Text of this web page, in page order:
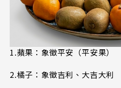
1.蘋果：象徵平安（平安果）
2.橘子：象徵吉利、大吉大利